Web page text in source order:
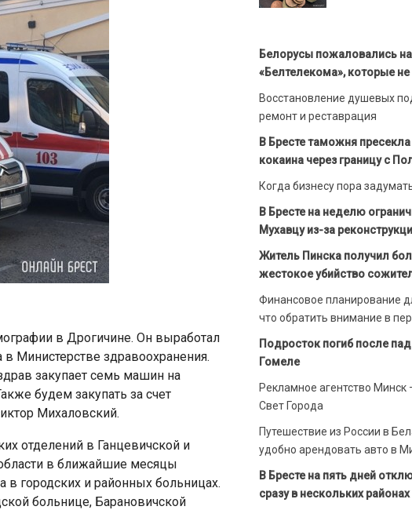
в Дрогичине. Он выработал
Министерстве здравоохранения.
закупает семь машин на
будем закупать за счет
Михаловский.
отделений в Ганцевичской и
в ближайшие месяцы
в городских и районных больницах.
больнице, Барановичской
Белорусы пожаловались
«Белтелекома», которые
Восстановление душевых
ремонт и реставрация
В Бресте таможня
кокаина через границу с
Когда бизнесу пора
В Бресте на неделю
Мухавцу из-за
Житель Пинска получил
жестокое убийство
Финансовое планирование
что обратить внимание в
Подросток погиб после
Гомеле
Рекламное агентство Минск
Свет Города
Путешествие из России в
удобно арендовать авто в
В Бресте на пять дней
сразу в нескольких районах